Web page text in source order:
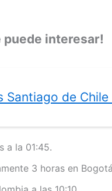
puede interesar!
Santiago de
a la 01:45.
3 horas en